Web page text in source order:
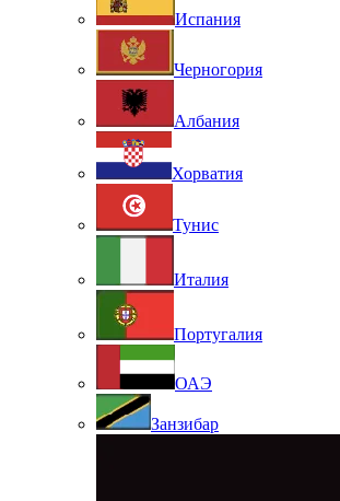
Испания
Черногория
Албания
Хорватия
Тунис
Италия
Португалия
ОАЭ
Занзибар